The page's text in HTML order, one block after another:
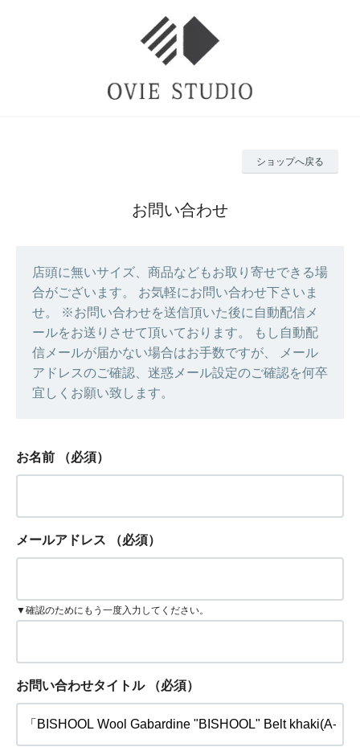
ショップへ戻る
お問い合わせ
店頭に無いサイズ、商品などもお取り寄せできる場
合がございます。 お気軽にお問い合わせ下さいま
せ。 ※お問い合わせを送信頂いた後に自動配信メ
ールをお送りさせて頂いております。 もし自動配
信メールが届かない場合はお手数ですが、 メール
アドレスのご確認、迷惑メール設定のご確認を何卒
宜しくお願い致します。
お名前 （必須）
メールアドレス （必須）
▼確認のためにもう一度入力してください。
お問い合わせタイトル （必須）